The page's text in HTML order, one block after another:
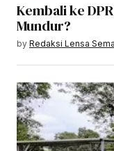
Kembali ke
Mundur?
by Redaksi Lensa